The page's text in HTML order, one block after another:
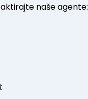
naše agente: